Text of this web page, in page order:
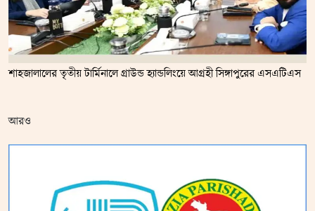
শাহজালালের তৃতীয় টার্মিনালে গ্রাউন্ড হ্যান্ডলিংয়ে আগ্রহী সিঙ্গাপুরের এসএটিএস
আরও